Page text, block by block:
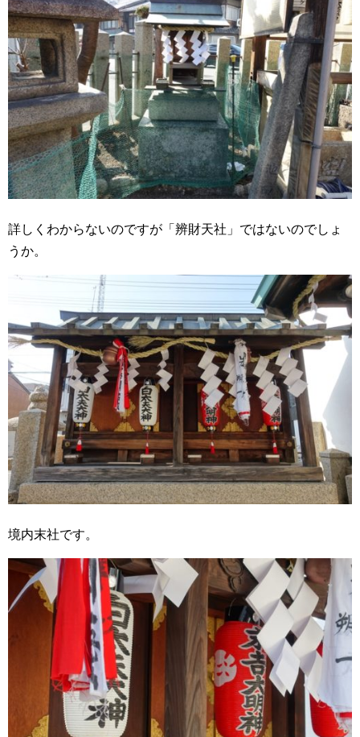
詳しくわからないのですが「辨財天社」ではないのでしょ
うか。
境内末社です。